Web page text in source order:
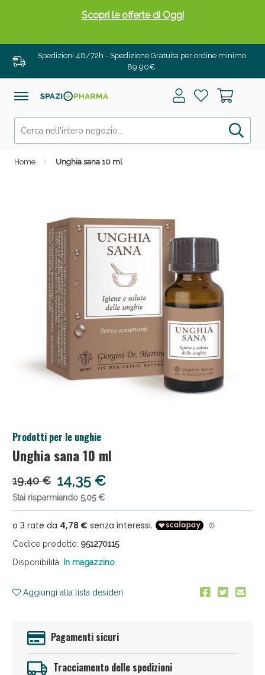
Spedizioni 48/72h - Spedizione Gratuita per ordine minimo
89,90€
Home Unghia sana 10 ml
Prodotti per le unghie
Unghia sana 10 ml
19,40 € 14,35 €
Stai risparmiando 5,05 €
Codice prodotto: 951270115
Disponibilità: In magazzino
Aggiungi alla lista desideri
Pagamenti sicuri
Tracciamento delle spedizioni
Scopri le offerte di Oggi
Drenanti e Pancia Piatta: Sconti fino al 55% validi
solo per OGGI!
Salini e Multivitaminici: oggi Sconto extra fino al
Anticellulite e Fanghi: Sconto fino al 40% valido
oggi!